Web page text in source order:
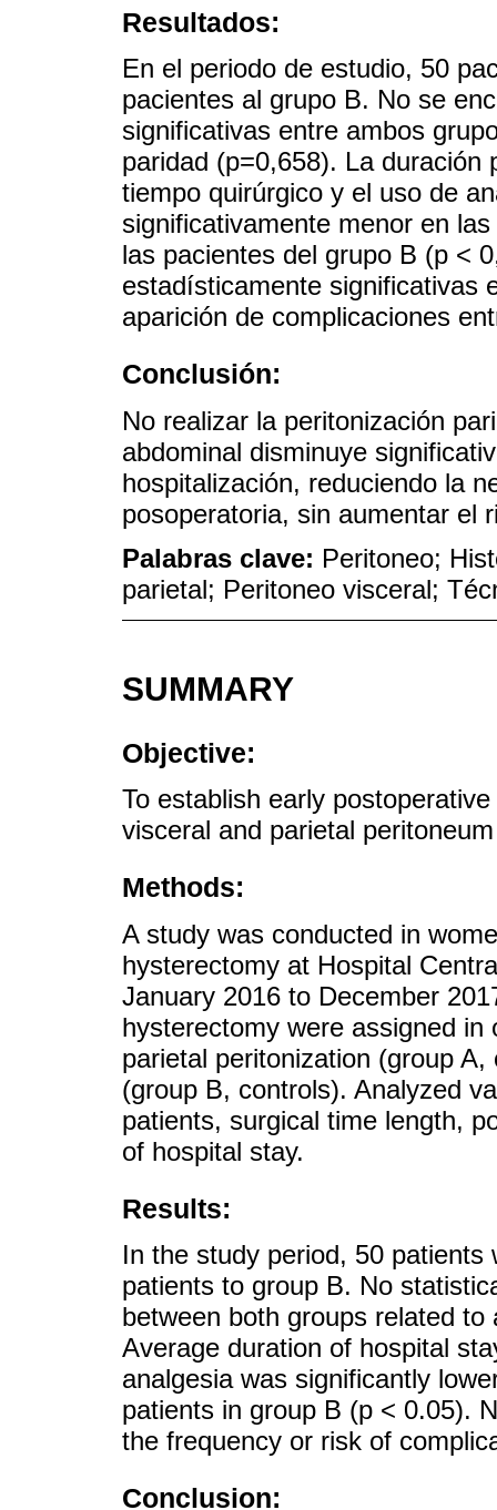
Resultados:
En el periodo de estudio, 50
pacientes al grupo B. No se
significativas entre ambos
paridad (p=0,658). La duración
tiempo quirúrgico y el uso de
significativamente menor en
las pacientes del grupo B (p <
estadísticamente significativas
aparición de complicaciones
Conclusión:
No realizar la peritonización
abdominal disminuye
hospitalización, reduciendo la
posoperatoria, sin aumentar el
Palabras clave: Peritoneo;
parietal; Peritoneo visceral;
SUMMARY
Objective:
To establish early
visceral and parietal
Methods:
A study was conducted in
hysterectomy at Hospital
January 2016 to December
hysterectomy were assigned
parietal peritonization (group
(group B, controls). Analyzed
patients, surgical time length,
of hospital stay.
Results:
In the study period, 50 patients
patients to group B. No
between both groups related
Average duration of hospital
analgesia was significantly
patients in group B (p < 0.05).
the frequency or risk of
Conclusion: